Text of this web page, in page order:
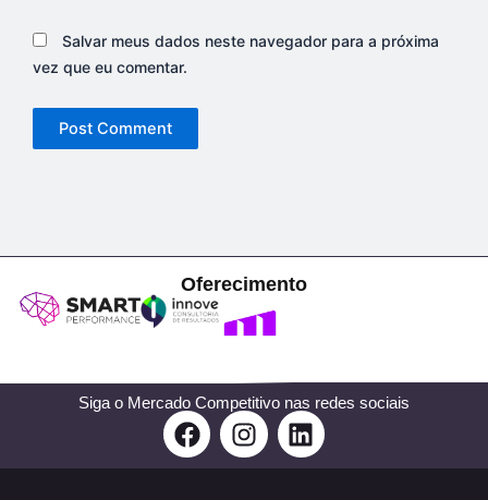
Salvar meus dados neste navegador para a próxima
vez que eu comentar.
Oferecimento
Siga o Mercado Competitivo nas redes sociais
F
a
c
I
n
s
L
i
n